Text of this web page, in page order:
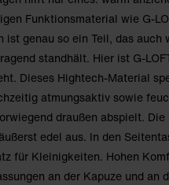
Funktionsmaterial wie G-
ist genau so ein Teil, das
standhält. Hier ist G-
Dieses Hightech-Material
atmungsaktiv sowie
draußen abspielt.
edel aus. In den
für Kleinigkeiten. Hohen
an der Kapuze und an